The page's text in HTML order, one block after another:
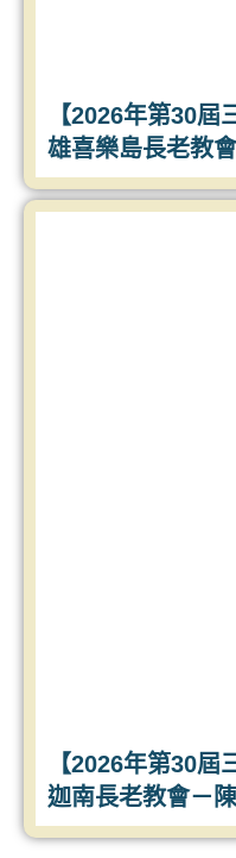
【2026年第30
雄喜樂島長老教
【2026年第30
迦南長老教會－